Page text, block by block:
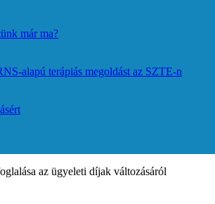
már ma?
alapú terápiás megoldást az SZTE-n
az ügyeleti díjak változásáról